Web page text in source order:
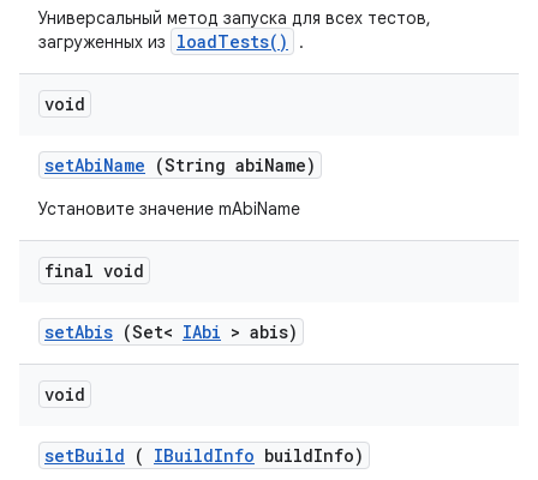
Универсальный метод запуска для всех тестов,
загруженных из
loadTests() .
void
setAbiName (String abiName)
Установите значение mAbiName
final void
setAbis (Set< IAbi > abis)
void
setBuild ( IBuildInfo buildInfo)